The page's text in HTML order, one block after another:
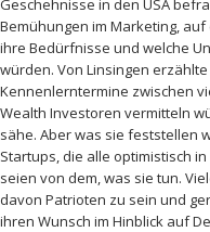
Geschehnisse in den USA
Bemühungen im Marketing,
ihre Bedürfnisse und welche
würden. Von Linsingen
Kennenlerntermine zwischen
Wealth Investoren vermitteln
sähe. Aber was sie feststellen
Startups, die alle optimistisch
seien von dem, was sie tun.
davon Patrioten zu sein und
ihren Wunsch im Hinblick auf